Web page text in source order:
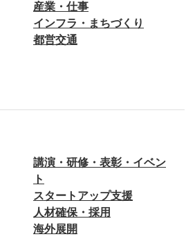
産業・仕事
インフラ・まちづくり
都営交通
講演・研修・表彰・イベン
ト
スタートアップ支援
人材確保・採用
海外展開